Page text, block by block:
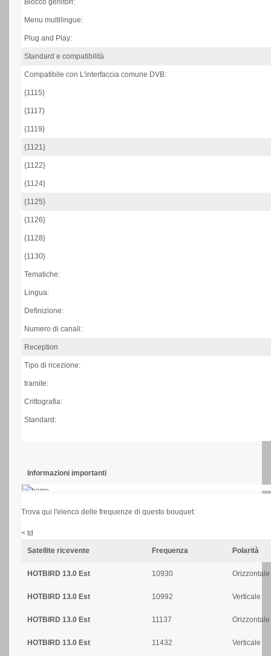
Blocco genitori:
Menu multilingue:
Plug and Play:
Standard e compatibilità
Compatibile con L'interfaccia comune DVB:
{1115}
{1117}
{1119}
{1121}
{1122}
{1124}
{1125}
{1126}
{1128}
{1130}
Tematiche:
Lingua:
Deﬁnizione:
Numero di canali:
Reception
Tipo di ricezione:
tramite:
Crittografia:
Standard:
Informazioni importanti
Trova qui l'elenco delle frequenze di questo bouquet:
< td
Satellite ricevente Frequenza Polarità
HOTBIRD 13.0 Est 10930 Orizzontale
HOTBIRD 13.0 Est 10992 Verticale
HOTBIRD 13.0 Est 11137 Orizzontale
HOTBIRD 13.0 Est 11432 Verticale